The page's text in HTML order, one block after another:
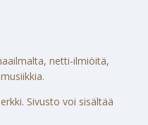
netti-ilmiöitä,
Sivusto voi sisältää